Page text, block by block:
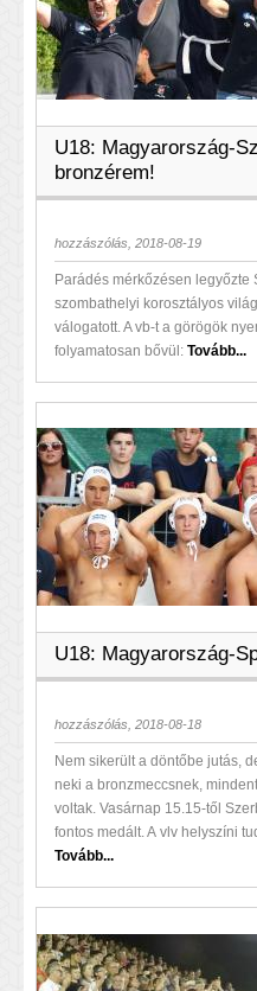
U18: Magyarország-
bronzérem!
hozzászólás, 2018-08-19
Parádés mérkőzésen legyőzte
szombathelyi korosztályos
válogatott. A vb-t a görögök
folyamatosan bővül: Tovább...
U18: Magyarország-
hozzászólás, 2018-08-18
Nem sikerült a döntőbe jutás,
neki a bronzmeccsnek,
voltak. Vasárnap 15.15-től
fontos medált. A vlv helyszíni
Tovább...